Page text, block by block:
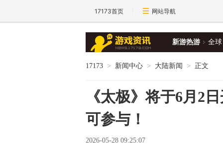
17173首页 网站导航
新游热游 全球
17173 > 新闻中心 > 大陆新闻 > 正文
《太极》将于6月2
可参与！
2026-05-28 09:25:07